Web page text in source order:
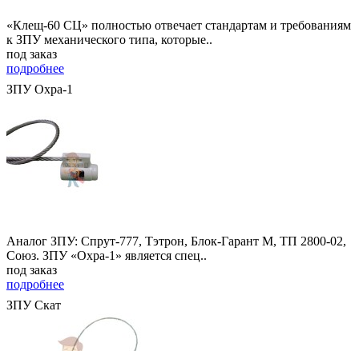
«Клещ-60 СЦ» полностью отвечает стандартам и требованиям
к ЗПУ механического типа, которые..
под заказ
подробнее
ЗПУ Охра-1
Аналог ЗПУ: Спрут-777, Тэтрон, Блок-Гарант М, ТП 2800-02,
Союз. ЗПУ «Охра-1» является спец..
под заказ
подробнее
ЗПУ Скат